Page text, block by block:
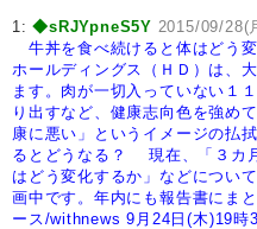
1:◆sRJYpneS5Y 2015/09/28(
牛丼を食べ続けると体はどう
ホールディングス（ＨＤ）は、
ます。肉が一切入っていない１
り出すなど、健康志向色を強めて
康に悪い」というイメージの払拭
るとどうなる？
現在、「３カ
はどう変化するか」などについ
画中です。年内にも報告書にまと
ース/withnews 9月24日(木)19時